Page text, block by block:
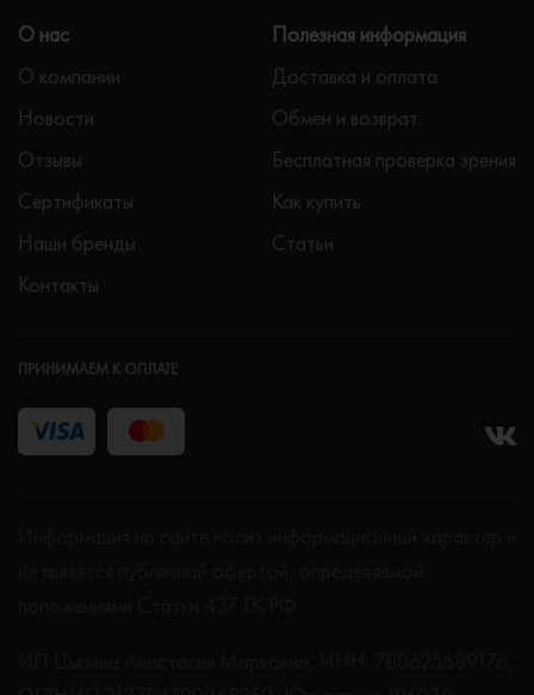
О нас
О компании
Новости
Отзывы
Сертификаты
Наши бренды
Контакты
Полезная информация
Доставка и оплата
Обмен и возврат
Бесплатная проверка зрения
Как купить
Статьи
ПРИНИМАЕМ К ОПЛАТЕ